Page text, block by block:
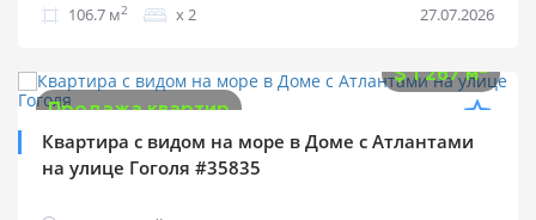
106.7 м2 х 2 27.07.2026
$1 267 м2
Продажа квартир
Квартира с видом на море в Доме с Атлантами
на улице Гоголя #35835